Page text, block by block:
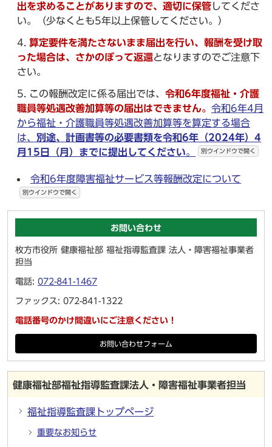
出を求めることがありますので、適切に保管してくださ
い。（少なくとも5年以上保管してください。）
算定要件を満たさないまま届出を行い、報酬を受け取
った場合は、さかのぼって返還となりますのでご注意下
さい。
この報酬改定に係る届出では、 令和6年度福祉・介護
職員等処遇改善加算等の届出はできません。 令和6年4月
から福祉・介護職員等処遇改善加算等を算定する場合
は、 別途、計画書等の必要書類を令和6年（2024年）4
月15日（月）までに提出してください。 別ウインドウで開く
令和6年度障害福祉サービス等報酬改定について
別ウインドウで開く
お問い合わせ
枚方市役所 健康福祉部 福祉指導監査課 法人・障害福祉事業者
担当
電話: 072-841-1467
ファックス: 072-841-1322
電話番号のかけ間違いにご注意ください！
お問い合わせフォーム
健康福祉部福祉指導監査課法人・障害福祉事業者担当
福祉指導監査課トップページ
重要なお知らせ